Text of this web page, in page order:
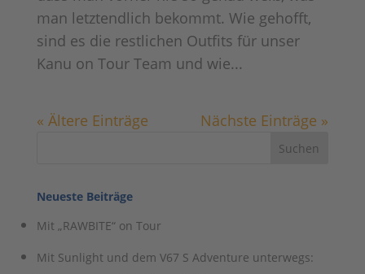
man letztendlich bekommt. Wie gehofft,
sind es die restlichen Outfits für unser
Kanu on Tour Team und wie...
« Ältere Einträge Nächste Einträge »
Neueste Beiträge
Mit „RAWBITE“ on Tour
Mit Sunlight und dem V67 S Adventure unterwegs: